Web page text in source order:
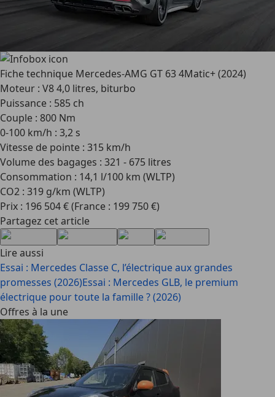
Fiche technique Mercedes-AMG GT 63 4Matic+ (2024)
Moteur : V8 4,0 litres, biturbo
Puissance : 585 ch
Couple : 800 Nm
0-100 km/h : 3,2 s
Vitesse de pointe : 315 km/h
Volume des bagages : 321 - 675 litres
Consommation : 14,1 l/100 km (WLTP)
CO2 : 319 g/km (WLTP)
Prix : 196 504 € (France : 199 750 €)
Partagez cet article
Lire aussi
Essai : Mercedes Classe C, l’électrique aux grandes
promesses (2026)Essai : Mercedes GLB, le premium
électrique pour toute la famille ? (2026)
Offres à la une